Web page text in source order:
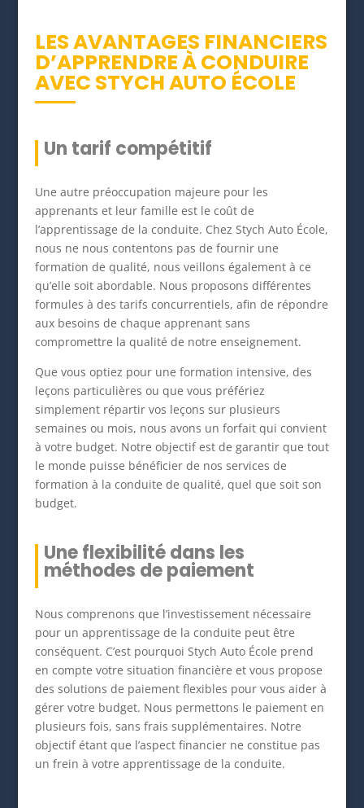
LES AVANTAGES FINANCIERS
D’APPRENDRE À CONDUIRE
AVEC STYCH AUTO ÉCOLE
Un tarif compétitif
Une autre préoccupation majeure pour les
apprenants et leur famille est le coût de
l’apprentissage de la conduite. Chez Stych Auto École,
nous ne nous contentons pas de fournir une
formation de qualité, nous veillons également à ce
qu’elle soit abordable. Nous proposons différentes
formules à des tarifs concurrentiels, afin de répondre
aux besoins de chaque apprenant sans
compromettre la qualité de notre enseignement.
Que vous optiez pour une formation intensive, des
leçons particulières ou que vous préfériez
simplement répartir vos leçons sur plusieurs
semaines ou mois, nous avons un forfait qui convient
à votre budget. Notre objectif est de garantir que tout
le monde puisse bénéficier de nos services de
formation à la conduite de qualité, quel que soit son
budget.
Une flexibilité dans les
méthodes de paiement
Nous comprenons que l’investissement nécessaire
pour un apprentissage de la conduite peut être
conséquent. C’est pourquoi Stych Auto École prend
en compte votre situation financière et vous propose
des solutions de paiement flexibles pour vous aider à
gérer votre budget. Nous permettons le paiement en
plusieurs fois, sans frais supplémentaires. Notre
objectif étant que l’aspect financier ne constitue pas
un frein à votre apprentissage de la conduite.